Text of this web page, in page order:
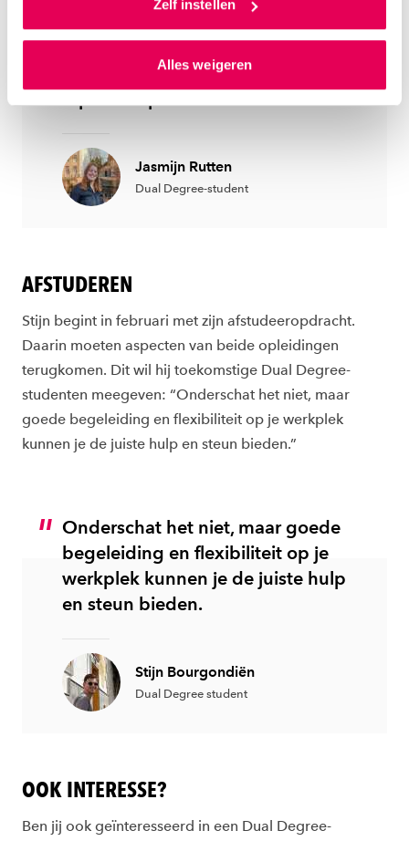
toestemming om cookies voor social media en
gepersonaliseerde advertenties te plaatsen. Lees
cookiestatement. Via ‘Zelf instellen’ kun je ook zelf
instellen welke cookies we plaatsen. Je kunt je
toestemming altijd wijzigen of intrekken via
cookiestatement
Zelf instellen
Alles weigeren
Industrieel Product Ontwerpen
en heb ik nog steeds een
Jasmijn Rutten
Dual Degree-student
AFSTUDEREN
Stijn begint in februari met zijn afstudeeropdracht.
Daarin moeten aspecten van beide opleidingen
terugkomen. Dit wil hij toekomstige Dual Degree-
studenten meegeven: “Onderschat het niet, maar
goede begeleiding en flexibiliteit op je werkplek
kunnen je de juiste hulp en steun bieden.”
Onderschat het niet, maar goede
begeleiding en flexibiliteit op je
werkplek kunnen je de juiste hulp
en steun bieden.
Stijn Bourgondiën
Dual Degree student
OOK INTERESSE?
Ben jij ook geïnteresseerd in een Dual Degree-